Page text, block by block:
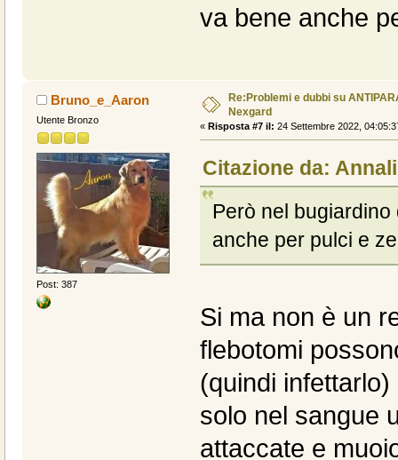
va bene anche
Bruno_e_Aaron
Utente Bronzo
Post: 387
Re:Problemi e dubbi su
Nexgard
« Risposta #7 il: 24 Settembre 2022,
Citazione da:
Però nel
anche per pulci e
Si ma non è un
flebotomi
(quindi
solo nel sangue
attaccate e